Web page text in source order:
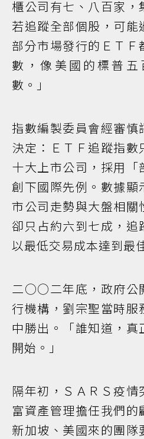
櫃公司有七、八百家，
若追蹤全部個股，可能
部分市場發行的ＥＴＦ
數，像美國的標普
數。」
指數編製委員會經審慎
決定：ＥＴＦ追蹤指數
十大上市公司，採用「
創下國際先例。數據顯
市公司走勢與大盤相關
卻只占約六到七成，追
以最低交易成本達到最
二○○二年底，政府公
行機構，劉宗聖當時服
中勝出。「誰知道，真
開始。」
隔年初，ＳＡＲＳ疫
富資產管理擔任我們的
新加坡、美國來的團隊